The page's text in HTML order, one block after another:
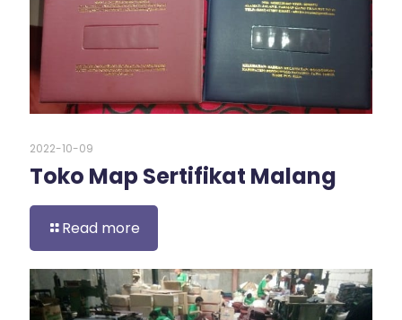
2022-10-09
Toko Map Sertifikat Malang
Read more